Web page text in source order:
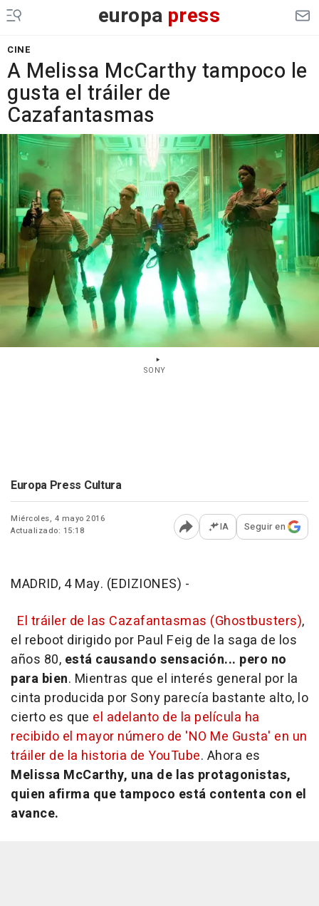
europa press
CINE
A Melissa McCarthy tampoco le
gusta el tráiler de
Cazafantasmas
SONY
Europa Press Cultura
Miércoles, 4 mayo 2016
Actualizado: 15:18
Abrir opciones para
IA Seguir en
MADRID, 4 May. (EDIZIONES) -
El tráiler de las Cazafantasmas (Ghostbusters),
el reboot dirigido por Paul Feig de la saga de los
años 80, está causando sensación... pero no
para bien. Mientras que el interés general por la
cinta producida por Sony parecía bastante alto, lo
cierto es que el adelanto de la película ha
recibido el mayor número de 'NO Me Gusta' en un
tráiler de la historia de YouTube. Ahora es
Melissa McCarthy, una de las protagonistas,
quien afirma que tampoco está contenta con el
avance.